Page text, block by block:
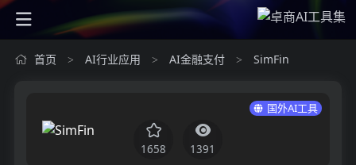
首页 > AI行业应用 > AI金融支付 > SimFin
国外AI工具
1658 1391